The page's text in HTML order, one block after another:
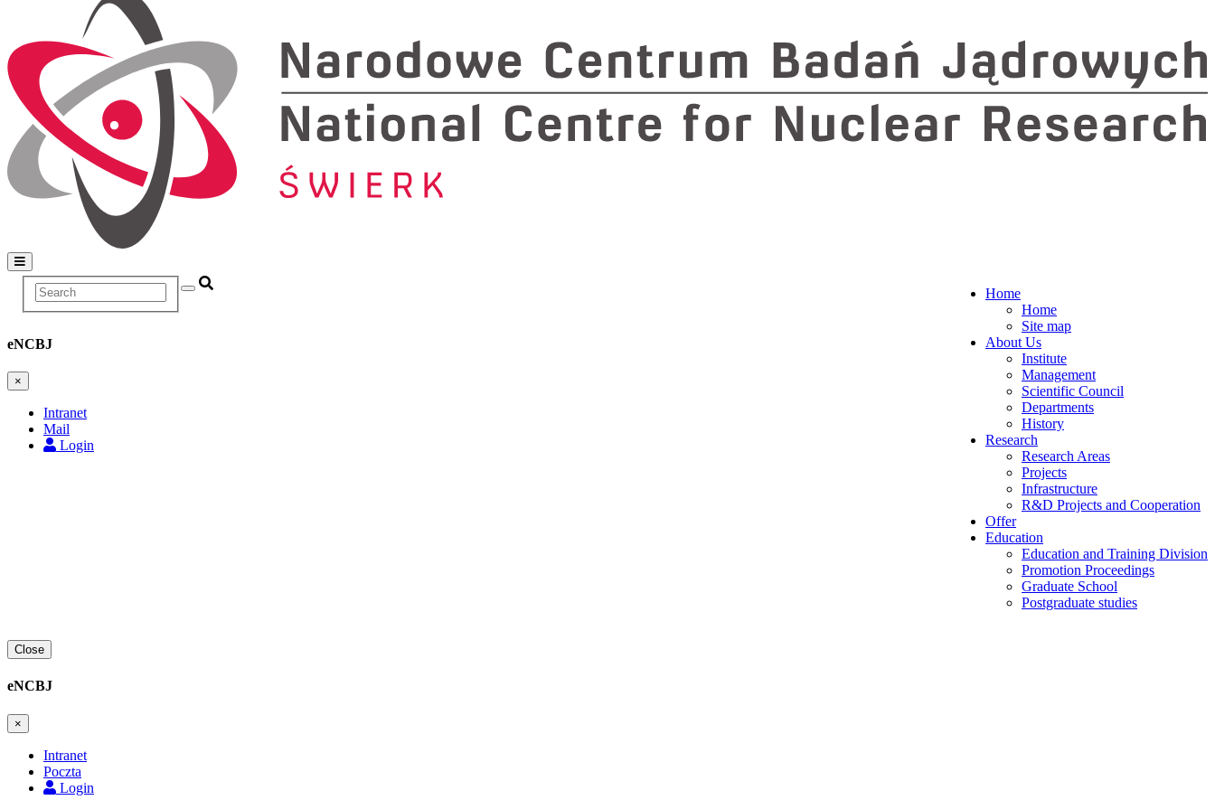
Main
Home
Home
Site map
About Us
Institute
Management
Scientific Council
Departments
History
Research
Research Areas
Projects
Infrastructure
R&D Projects and Cooperation
Offer
Education
Education and Training Division
Promotion Proceedings
Graduate School
Postgraduate studies
Search
eNCBJ
×
Intranet
Mail
Login
Close
eNCBJ
×
Intranet
Poczta
Login